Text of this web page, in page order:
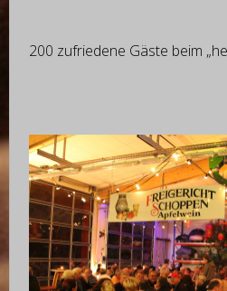
200 zufriedene Gäste beim